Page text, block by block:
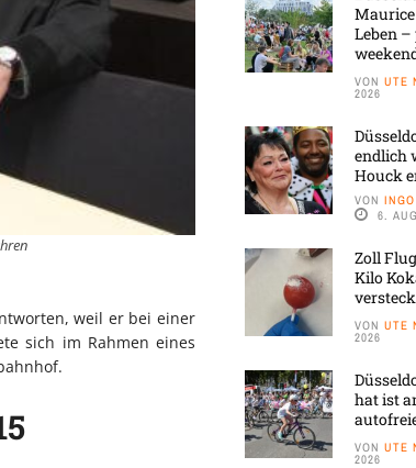
weil er bei einer
sich im Rahmen eines
Leben
VON UTE
2026
endlich
Houck
VON
6.
Zoll
Kilo
VON UTE
2026
hat ist
VON UTE
2026